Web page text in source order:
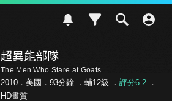
超異能部隊
The Men Who Stare at Goats
2010．美國．93分鐘 ． 輔12級 ． 評分6.2．
HD畫質